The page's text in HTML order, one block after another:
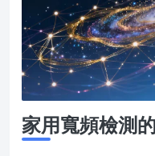
家用寬頻檢測